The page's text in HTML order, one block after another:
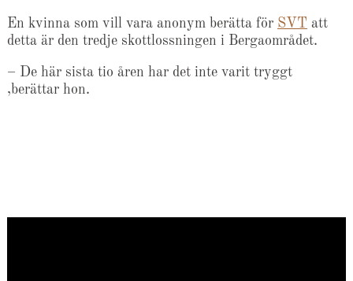
En kvinna som vill vara anonym berätta för SVT att
detta är den tredje skottlossningen i Bergaområdet.
– De här sista tio åren har det inte varit tryggt
,berättar hon.